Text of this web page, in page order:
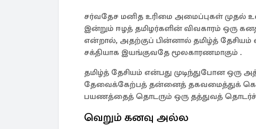
சர்வதேச மனித உரிமை அமைப்புகள் முதல்
இன்றும் ஈழத் தமிழர்களின் விவகாரம் ஒரு
என்றால், அதற்குப் பின்னால் தமிழ்த் தேசியம்
சக்தியாக இயங்குவதே மூலகாரணமாகும் .
தமிழ்த் தேசியம் என்பது முடிந்துபோன ஒரு
தேவைக்கேற்பத் தன்னைத் தகவமைத்துக் கொண்டு,
பயணத்தைத் தொடரும் ஒரு தத்துவத்
வெறும் கனவு அல்ல